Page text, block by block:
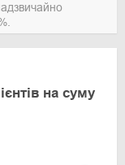
на суму